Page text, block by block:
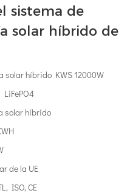
sistema de
solar híbrido de
solar híbrido KWS 12000W
solar híbrido
de la UE
ISO, CE